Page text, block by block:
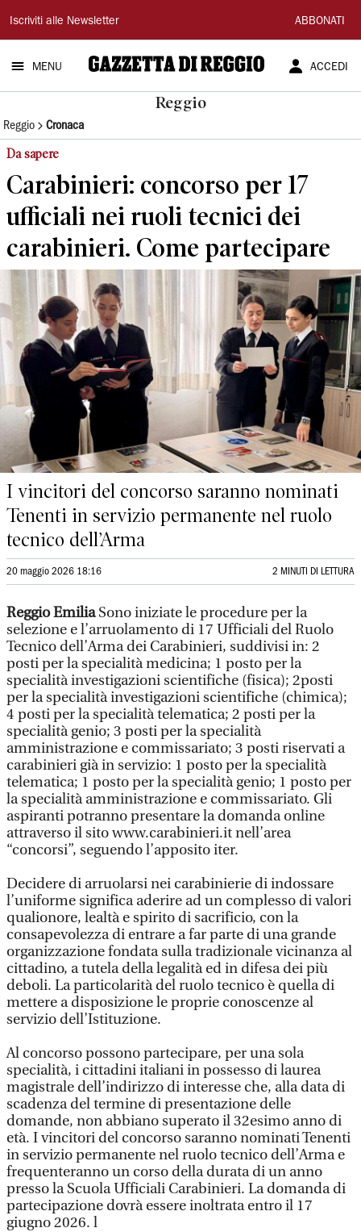
Gazzetta
di
Reggio
Iscriviti alle Newsletter ABBONATI
MENU ACCEDI
Reggio
Reggio Cronaca
Da sapere
Carabinieri: concorso per 17
ufficiali nei ruoli tecnici dei
carabinieri. Come partecipare
I vincitori del concorso saranno nominati
Tenenti in servizio permanente nel ruolo
tecnico dell’Arma
20 maggio 2026 18:16 2 MINUTI DI LETTURA
Reggio EmiliaSono iniziate le procedure per la
selezione e l’arruolamento di 17 Ufficiali del Ruolo
Tecnico dell’Arma dei Carabinieri, suddivisi in: 2
posti per la specialità medicina; 1 posto per la
specialità investigazioni scientifiche (fisica); 2posti
per la specialità investigazioni scientifiche (chimica);
4 posti per la specialità telematica; 2 posti per la
specialità genio; 3 posti per la specialità
amministrazione e commissariato; 3 posti riservati a
carabinieri già in servizio: 1 posto per la specialità
telematica; 1 posto per la specialità genio; 1 posto per
la specialità amministrazione e commissariato. Gli
aspiranti potranno presentare la domanda online
attraverso il sito www.carabinieri.it nell’area
“concorsi”, seguendo l’apposito iter.
Decidere di arruolarsi nei carabinierie di indossare
l’uniforme significa aderire ad un complesso di valori
qualionore, lealtà e spirito di sacrificio, con la
consapevolezza di entrare a far parte di una grande
organizzazione fondata sulla tradizionale vicinanza al
cittadino, a tutela della legalità ed in difesa dei più
deboli. La particolarità del ruolo tecnico è quella di
mettere a disposizione le proprie conoscenze al
servizio dell’Istituzione.
Al concorso possono partecipare, per una sola
specialità, i cittadini italiani in possesso di laurea
magistrale dell’indirizzo di interesse che, alla data di
scadenza del termine di presentazione delle
domande, non abbiano superato il 32esimo anno di
età. I vincitori del concorso saranno nominati Tenenti
in servizio permanente nel ruolo tecnico dell’Arma e
frequenteranno un corso della durata di un anno
presso la Scuola Ufficiali Carabinieri. La domanda di
partecipazione dovrà essere inoltrata entro il 17
giugno 2026. l